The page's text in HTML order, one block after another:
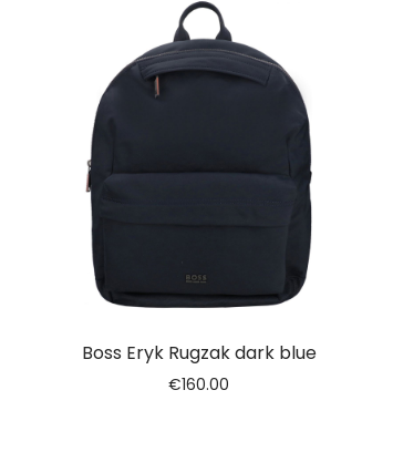
Boss Eryk Rugzak dark blue
€160.00